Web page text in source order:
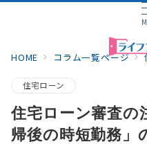
HOME コラム一覧ページ
住宅ローン
住宅ローン審査の
帰後の時短勤務」